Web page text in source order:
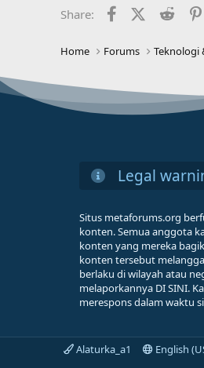
Share: FacebookX (Twitter)
Reddit
Home Forums Teknologi
Legal
Situs metaforums.org
konten. Semua anggota
konten yang mereka
konten tersebut
berlaku di wilayah atau
melaporkannya DI SINI.
merespons dalam waktu
Alaturka_a1 English